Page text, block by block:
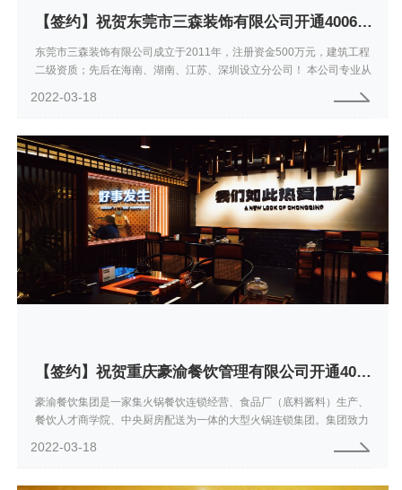
【签约】祝贺东莞市三森装饰有限公司开通4006161225服务热线欢迎咨询装饰设计工程
东莞市三森装饰有限公司成立于2011年，注册资金500万元，建筑工程
二级资质；先后在海南、湖南、江苏、深圳设立分公司！ 本公司专业从
积...
2022-03-18
【签约】祝贺重庆豪渝餐饮管理有限公司开通4006367377加盟热线,欢迎火锅加盟咨询
豪渝餐饮集团是一家集火锅餐饮连锁经营、食品厂（底料酱料）生产、
餐饮人才商学院、中央厨房配送为一体的大型火锅连锁集团。集团致力
香食品、豪渝商...
2022-03-18